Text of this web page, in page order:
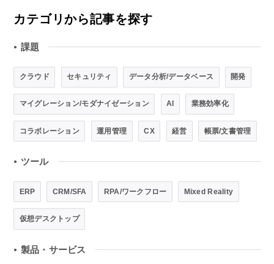
カテゴリから記事を探す
● 課題
クラウド セキュリティ データ分析/データベース 開発
マイグレーション/モダナイゼーション AI 業務効率化
コラボレーション 運用管理 CX 経営 帳票/文書管理
● ツール
ERP CRM/SFA RPA/ワークフロー Mixed Reality
仮想デスクトップ
● 製品・サービス